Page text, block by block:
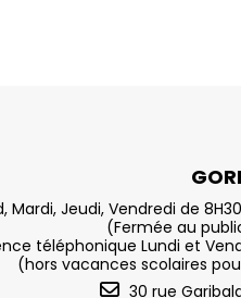
Mardi, Jeudi, Vendredi de
(Fermée au
téléphonique Lundi et
(hors vacances scolaires
30 rue